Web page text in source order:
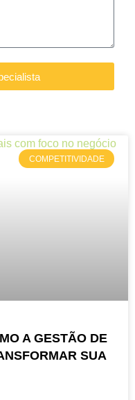
COMPETITIVIDADE
A GESTÃO DE
SUA